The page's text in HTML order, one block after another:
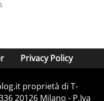
Privacy Policy
proprietà di T-
20126 Milano - P.Iva